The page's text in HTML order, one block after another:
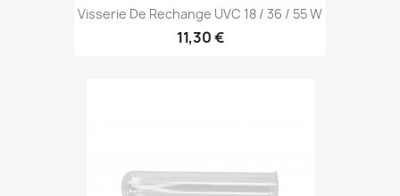
Visserie De Rechange UVC 18 / 36 / 55 W
11,30 €